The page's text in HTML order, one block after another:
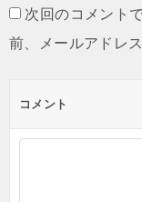
次回のコメント
前、メールアドレ
コメント